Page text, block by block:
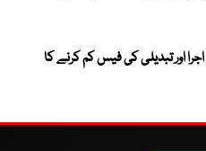
اور تبدیلی کی فیس کم کرنے کا